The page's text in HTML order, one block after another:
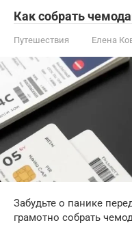
Как собрать
Путешествия Елена
Забудьте о панике
грамотно собрать